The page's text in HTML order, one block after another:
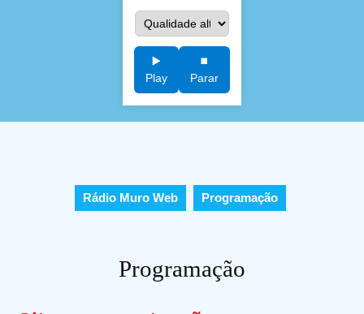
▶️
Play
⏹️
Parar
Rádio Muro Web Programação
Programação